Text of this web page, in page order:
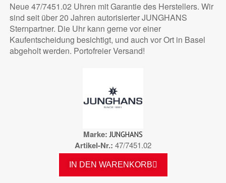
Neue 47/7451.02 Uhren mit Garantie des Herstellers. Wir
sind seit über 20 Jahren autorisierter JUNGHANS
Sternpartner. Die Uhr kann gerne vor einer
Kaufentscheidung besichtigt, und auch vor Ort in Basel
abgeholt werden. Portofreier Versand!
Marke JUNGHANS
Artikel-Nr. 47/7451.02
IN DEN WARENKORB